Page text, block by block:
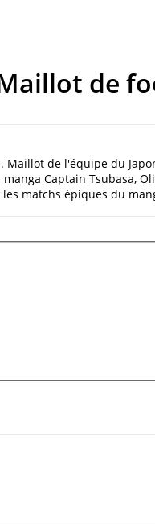
de
Maillot de l'équipe du
Captain Tsubasa,
matchs épiques du